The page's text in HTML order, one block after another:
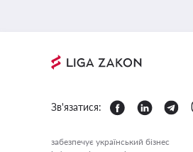
Зв'язатися:
забезпечує український бізнес